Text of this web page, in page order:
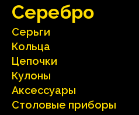
Серебрo
Серьги
Кольца
Цепочки
Кулоны
Аксесcуары
Столовые приборы